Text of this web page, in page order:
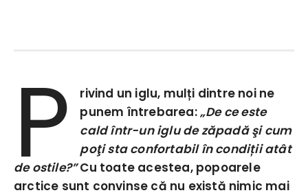
P
rivind un iglu, mulți dintre noi ne
punem întrebarea:„De ce este
cald într-un iglu de zăpadă şi cum
poţi sta confortabil în condiții atât
de ostile?”Cu toate acestea, popoarele
arctice sunt convinse că nu există nimic mai